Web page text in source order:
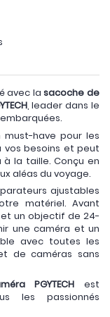
avec lasacoche de
, leader dans le
have pour les
vos besoins et peut
la taille. Conçu en
aléas du voyage.
ajustables
matériel. Avant
un objectif de 24-
une caméra et un
avec toutes les
de caméras sans
PGYTECH est
les passionnés